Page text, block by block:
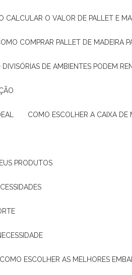
CALCULAR O VALOR DE PALLET E
COMO COMPRAR PALLET DE MADEIRA
DIVISÓRIAS DE AMBIENTES PODEM
COMO ESCOLHER A CAIXA
PRODUTOS
COMO ESCOLHER AS MELHORES